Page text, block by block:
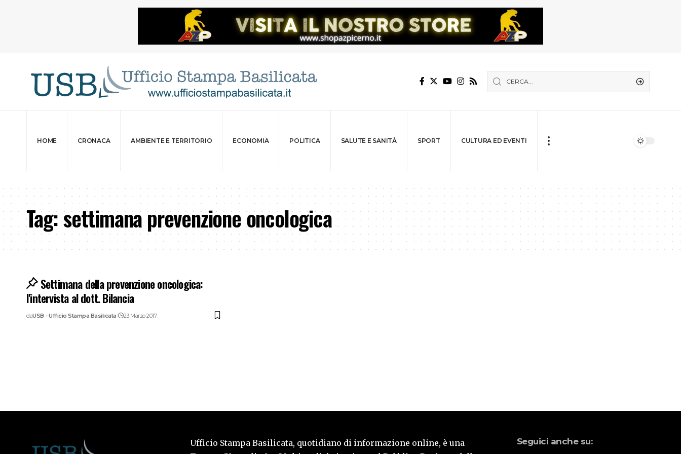
HOME CRONACA AMBIENTE E TERRITORIO ECONOMIA POLITICA SALUTE E SANITÀ SPORT CULTURA ED EVENTI
Tag:settimana prevenzione oncologica
Settimana della prevenzione oncologica:
l'intervista al dott. Bilancia
daUSB - Ufficio Stampa Basilicata 23 Marzo 2017
Ufficio Stampa Basilicata, quotidiano di informazione online, è una
Seguici anche su: